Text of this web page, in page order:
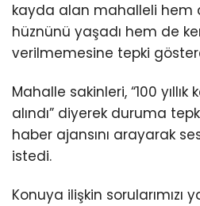
kayda alan mahalleli hem
hüznünü yaşadı hem de
verilmemesine tepki
Mahalle sakinleri, “100
alındı” diyerek duruma
haber ajansını arayarak
istedi.
Konuya ilişkin sorularımızı